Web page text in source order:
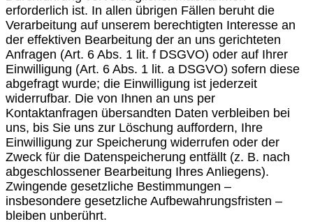
erforderlich ist. In allen übrigen Fällen beruht die
Verarbeitung auf unserem berechtigten Interesse an
der effektiven Bearbeitung der an uns gerichteten
Anfragen (Art. 6 Abs. 1 lit. f DSGVO) oder auf Ihrer
Einwilligung (Art. 6 Abs. 1 lit. a DSGVO) sofern diese
abgefragt wurde; die Einwilligung ist jederzeit
widerrufbar. Die von Ihnen an uns per
Kontaktanfragen übersandten Daten verbleiben bei
uns, bis Sie uns zur Löschung auffordern, Ihre
Einwilligung zur Speicherung widerrufen oder der
Zweck für die Datenspeicherung entfällt (z. B. nach
abgeschlossener Bearbeitung Ihres Anliegens).
Zwingende gesetzliche Bestimmungen –
insbesondere gesetzliche Aufbewahrungsfristen –
bleiben unberührt.